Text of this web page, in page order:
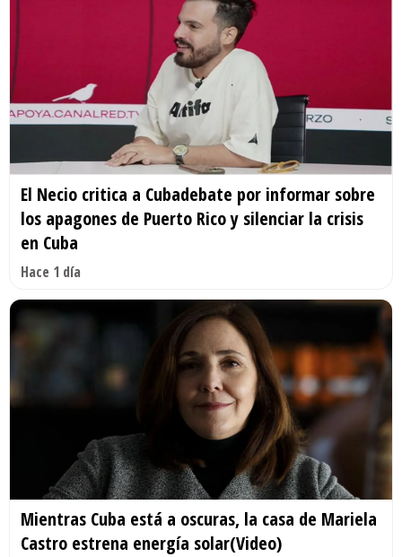
El Necio critica a Cubadebate por informar sobre
los apagones de Puerto Rico y silenciar la crisis
en Cuba
Hace 1 día
Mientras Cuba está a oscuras, la casa de Mariela
Castro estrena energía solar(Video)